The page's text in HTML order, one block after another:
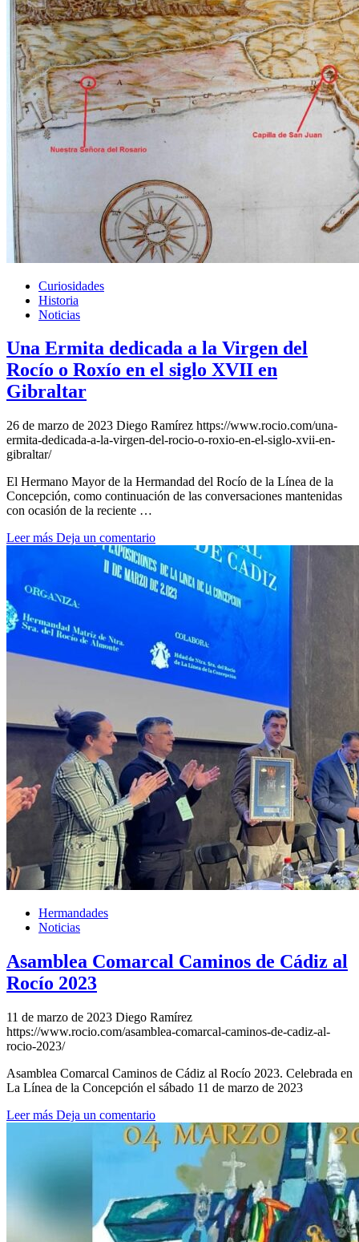
Curiosidades
Historia
Noticias
Una Ermita dedicada a la Virgen del
Rocío o Roxío en el siglo XVII en
Gibraltar
26 de marzo de 2023 Diego Ramírez https://www.rocio.com/una-
ermita-dedicada-a-la-virgen-del-rocio-o-roxio-en-el-siglo-xvii-en-
gibraltar/
El Hermano Mayor de la Hermandad del Rocío de la Línea de la
Concepción, como continuación de las conversaciones mantenidas
con ocasión de la reciente …
Leer más Deja un comentario
Hermandades
Noticias
Asamblea Comarcal Caminos de Cádiz al
Rocío 2023
11 de marzo de 2023 Diego Ramírez
https://www.rocio.com/asamblea-comarcal-caminos-de-cadiz-al-
rocio-2023/
Asamblea Comarcal Caminos de Cádiz al Rocío 2023. Celebrada en
La Línea de la Concepción el sábado 11 de marzo de 2023
Leer más Deja un comentario